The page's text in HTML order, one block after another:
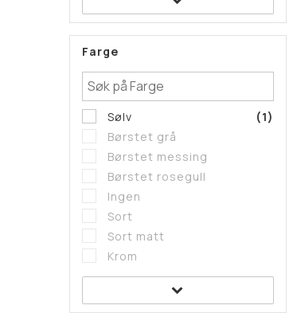
Farge
Sølv
(1)
Børstet grå
Børstet messing
Børstet rosegull
Ingen
Sort
Sort matt
Krom